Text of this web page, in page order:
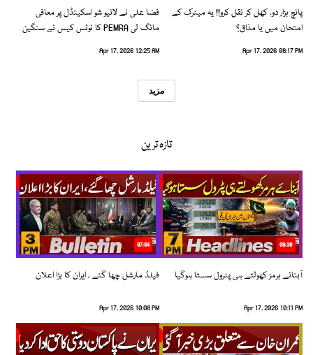
پانچ ہزار دو، کھل کر نقل کرو!! یہ میٹرک کے
امتحان میں یا مذاق؟
Apr 17, 2026 08:17 PM
فضا علی نے لائیو شو اسکینڈل پر معافی
مانگ لی PEMRA کا نوٹس کیس نے سنگین
Apr 17, 2026 12:25 AM
مزید
تازہ ترین
08:36
آبنائے ہرمز کھولتے ہی پٹرول سستا ہوگیا
Apr 17, 2026 10:11 PM
07:04
فیلڈ مارشل چھا گئے ، ایران کا بڑا اعلان
Apr 17, 2026 10:08 PM